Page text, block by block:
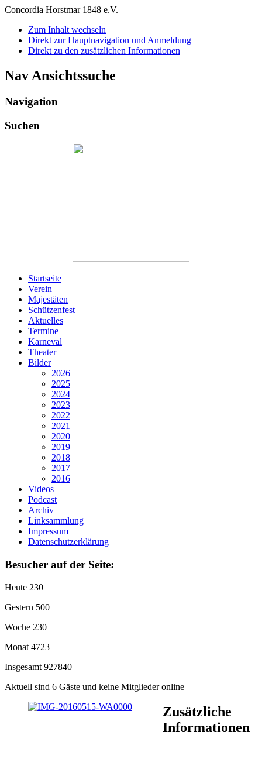
Concordia Horstmar 1848 e.V.
Zum Inhalt wechseln
Direkt zur Hauptnavigation und Anmeldung
Direkt zu den zusätzlichen Informationen
Nav Ansichtssuche
Navigation
Suchen
Startseite
Verein
Majestäten
Schützenfest
Aktuelles
Termine
Karneval
Theater
Bilder
2026
2025
2024
2023
2022
2021
2020
2019
2018
2017
2016
Videos
Podcast
Archiv
Linksammlung
Impressum
Datenschutzerklärung
Besucher auf der Seite:
Heute 230
Gestern 500
Woche 230
Monat 4723
Insgesamt 927840
Aktuell sind 6 Gäste und keine Mitglieder online
Zusätzliche
Informationen